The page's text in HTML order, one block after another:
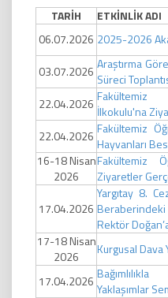
TARİH
ETKİNLİK ADI
06.07.2026 2025-2026
03.07.2026 Araştırma
Süreci
22.04.2026 Fakültemiz
İlkokulu'na
22.04.2026 Fakültemiz
Hayvanları
16-18 Nisan
2026
Fakültemiz
Ziyaretler
17.04.2026
Yargıtay 8.
Rektör
17-18 Nisan
2026
Kurgusal Dava
17.04.2026 Yaklaşımlar